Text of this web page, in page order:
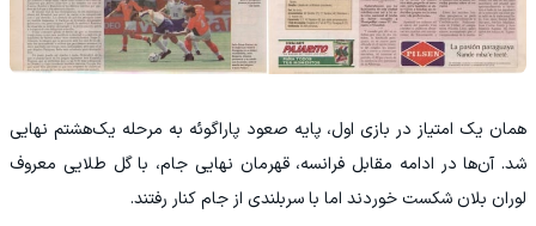
همان یک امتیاز در بازی اول، پایه صعود پاراگوئه به مرحله یک‌هشتم نهایی
شد. آن‌ها در ادامه مقابل فرانسه، قهرمان نهایی جام، با گل طلایی معروف
لوران بلان شکست خوردند اما با سربلندی از جام کنار رفتند.